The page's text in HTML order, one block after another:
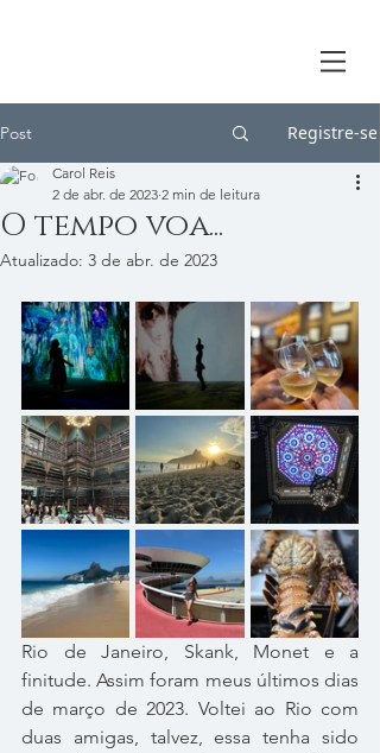
Post Registre-se
O tempo voa...
Carol Reis
2 de abr. de 2023 2 min de leitura
Atualizado: 3 de abr. de 2023
Rio de Janeiro, Skank, Monet e a
finitude. Assim foram meus últimos dias
de março de 2023. Voltei ao Rio com
duas amigas, talvez, essa tenha sido